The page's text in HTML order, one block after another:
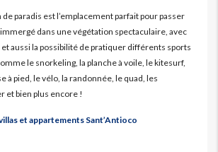
paradis est l’emplacement parfait pour passer
dans une végétation spectaculaire, avec
aussi la possibilité de pratiquer différents sports
le snorkeling, la planche à voile, le kitesurf,
à pied, le vélo, la randonnée, le quad, les
et bien plus encore !
et appartements Sant’Antioco